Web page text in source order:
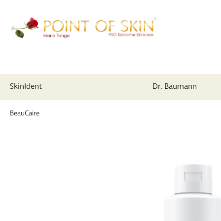
Zur Hauptnavigation springen
SkinIdent Dr. Baumann
BeauCaire